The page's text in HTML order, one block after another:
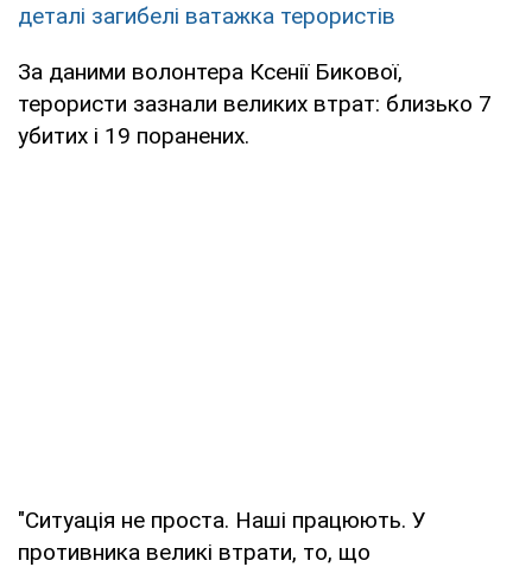
деталі загибелі ватажка терористів
За даними волонтера Ксенії Бикової,
терористи зазнали великих втрат: близько 7
убитих і 19 поранених.
"Ситуація не проста. Наші працюють. У
противника великі втрати, то, що